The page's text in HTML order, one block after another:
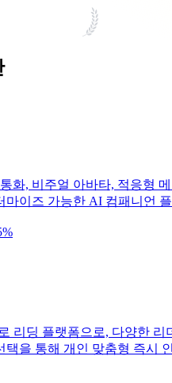
화, 비주얼 아바타, 적응형
마이즈 가능한 AI 컴패니언
리딩 플랫폼으로, 다양한 리
택을 통해 개인 맞춤형 즉시